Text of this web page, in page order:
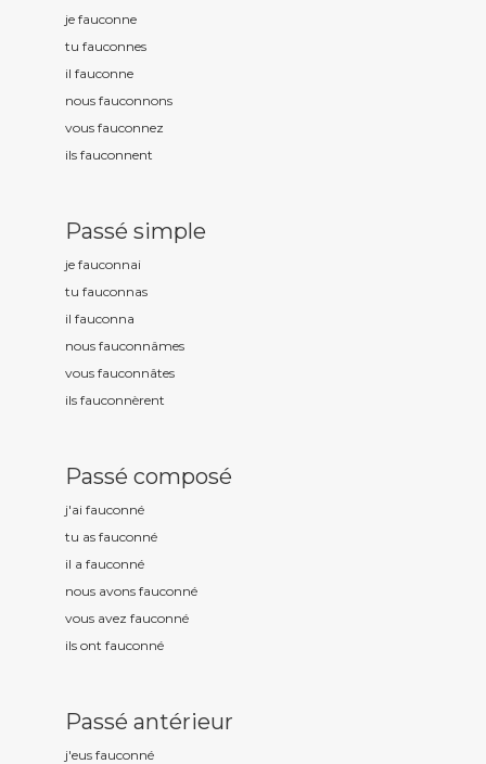
je fauconne
tu fauconnes
il fauconne
nous fauconnons
vous fauconnez
ils fauconnent
Passé simple
je fauconnai
tu fauconnas
il fauconna
nous fauconnâmes
vous fauconnâtes
ils fauconnèrent
Passé composé
j'ai fauconné
tu as fauconné
il a fauconné
nous avons fauconné
vous avez fauconné
ils ont fauconné
Passé antérieur
j'eus fauconné